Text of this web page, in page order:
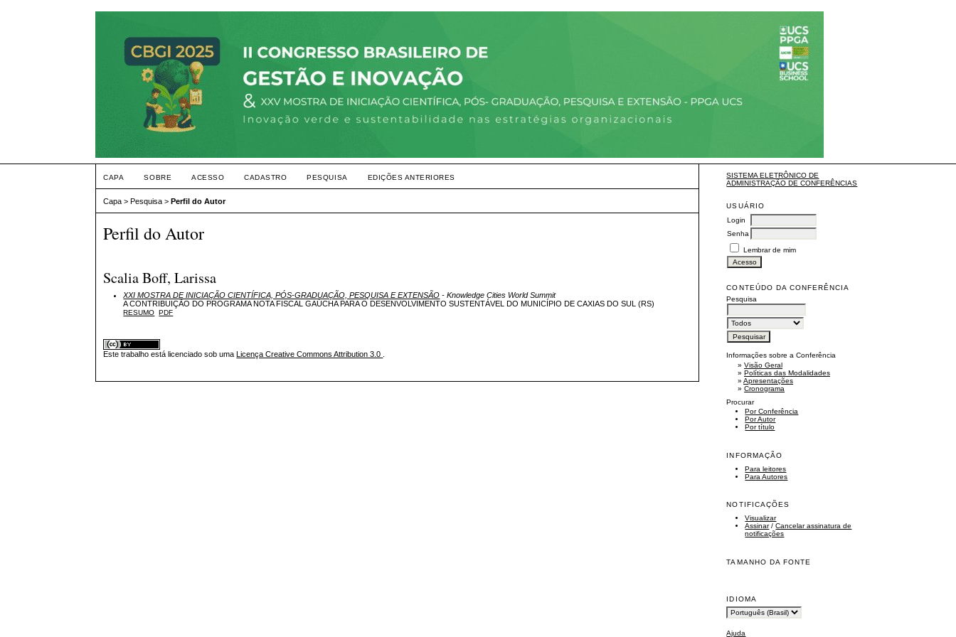
SISTEMA ELETRÔNICO DE
ADMINISTRAÇÃO DE CONFERÊNCIAS
USUÁRIO
Login
Senha
Lembrar de mim
CONTEÚDO DA CONFERÊNCIA
Pesquisa
Informações sobre a Conferência
»Visão Geral
»Políticas das Modalidades
»Apresentações
»Cronograma
Procurar
Por Conferência
Por Autor
Por título
INFORMAÇÃO
Para leitores
Para Autores
NOTIFICAÇÕES
Visualizar
Assinar/Cancelar assinatura de
notificações
TAMANHO DA FONTE
IDIOMA
Ajuda
CAPA SOBRE ACESSO CADASTRO PESQUISA EDIÇÕES ANTERIORES
Capa >Pesquisa >Perfil do Autor
Perfil do Autor
Scalia Boff, Larissa
XXI MOSTRA DE INICIAÇÃO CIENTÍFICA, PÓS-GRADUAÇÃO, PESQUISA E EXTENSÃO - Knowledge Cities World Summit
A CONTRIBUIÇÃO DO PROGRAMA NOTA FISCAL GAÚCHA PARA O DESENVOLVIMENTO SUSTENTÁVEL DO MUNICÍPIO DE CAXIAS DO SUL (RS)
RESUMO PDF
Este trabalho está licenciado sob uma Licença Creative Commons Attribution 3.0